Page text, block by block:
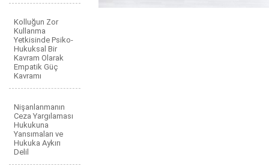
Kolluğun Zor
Kullanma
Yetkisinde Psiko-
Hukuksal Bir
Kavram Olarak
Empatik Güç
Kavramı
Nişanlanmanın
Ceza Yargılaması
Hukukuna
Yansımaları ve
Hukuka Aykırı
Delil